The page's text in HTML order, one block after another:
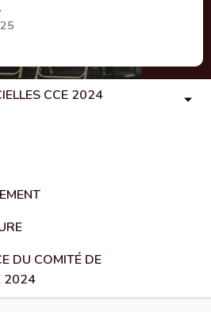
CCE 2024
DU COMITÉ DE
2024